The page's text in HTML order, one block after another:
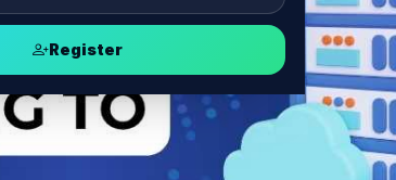
Register